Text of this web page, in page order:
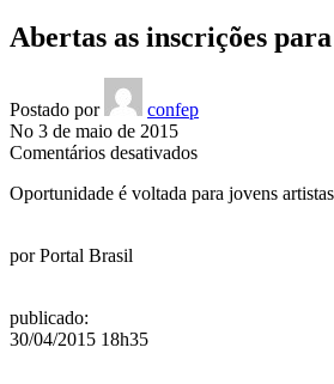
Abertas as inscrições
Postado por
confep
No 3 de maio de 2015
Comentários desativadosem
as
Oportunidade é voltada para jovens
porPortal Brasil
publicado:
30/04/2015 18h35